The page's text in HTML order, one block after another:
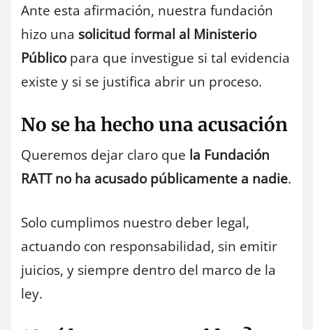
Ante esta afirmación, nuestra fundación
hizo una solicitud formal al Ministerio
Públicopara que investigue si tal evidencia
existe y si se justifica abrir un proceso.
No se ha hecho una acusación
Queremos dejar claro que la Fundación
RATT no ha acusado públicamente a nadie.
Solo cumplimos nuestro deber legal,
actuando con responsabilidad, sin emitir
juicios, y siempre dentro del marco de la
ley.